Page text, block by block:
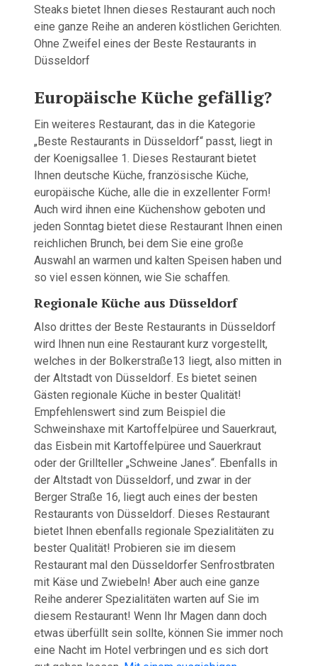
Steaks bietet Ihnen dieses Restaurant auch noch
eine ganze Reihe an anderen köstlichen Gerichten.
Ohne Zweifel eines der Beste Restaurants in
Düsseldorf
Europäische Küche gefällig?
Ein weiteres Restaurant, das in die Kategorie
„Beste Restaurants in Düsseldorf“ passt, liegt in
der Koenigsallee 1. Dieses Restaurant bietet
Ihnen deutsche Küche, französische Küche,
europäische Küche, alle die in exzellenter Form!
Auch wird ihnen eine Küchenshow geboten und
jeden Sonntag bietet diese Restaurant Ihnen einen
reichlichen Brunch, bei dem Sie eine große
Auswahl an warmen und kalten Speisen haben und
so viel essen können, wie Sie schaffen.
Regionale Küche aus Düsseldorf
Also drittes der Beste Restaurants in Düsseldorf
wird Ihnen nun eine Restaurant kurz vorgestellt,
welches in der Bolkerstraße13 liegt, also mitten in
der Altstadt von Düsseldorf. Es bietet seinen
Gästen regionale Küche in bester Qualität!
Empfehlenswert sind zum Beispiel die
Schweinshaxe mit Kartoffelpüree und Sauerkraut,
das Eisbein mit Kartoffelpüree und Sauerkraut
oder der Grillteller „Schweine Janes“. Ebenfalls in
der Altstadt von Düsseldorf, und zwar in der
Berger Straße 16, liegt auch eines der besten
Restaurants von Düsseldorf. Dieses Restaurant
bietet Ihnen ebenfalls regionale Spezialitäten zu
bester Qualität! Probieren sie im diesem
Restaurant mal den Düsseldorfer Senfrostbraten
mit Käse und Zwiebeln! Aber auch eine ganze
Reihe anderer Spezialitäten warten auf Sie im
diesem Restaurant! Wenn Ihr Magen dann doch
etwas überfüllt sein sollte, können Sie immer noch
eine Nacht im Hotel verbringen und es sich dort